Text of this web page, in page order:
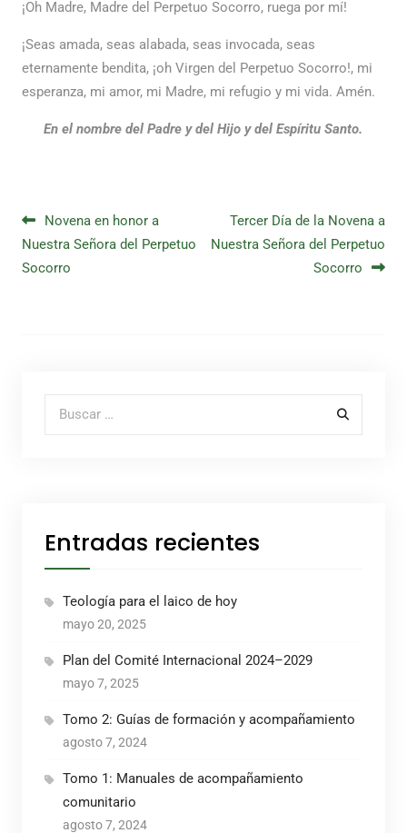
¡Oh Madre, Madre del Perpetuo Socorro, ruega por mí!
¡Seas amada, seas alabada, seas invocada, seas
eternamente bendita, ¡oh Virgen del Perpetuo Socorro!, mi
esperanza, mi amor, mi Madre, mi refugio y mi vida. Amén.
En el nombre del Padre y del Hijo y del Espíritu Santo.
Navegación de entradas
Novena en honor a
Nuestra Señora del Perpetuo
Socorro
Tercer Día de la Novena a
Nuestra Señora del Perpetuo
Socorro
Buscar por:
Entradas recientes
Teología para el laico de hoy
mayo 20, 2025
Plan del Comité Internacional 2024–2029
mayo 7, 2025
Tomo 2: Guías de formación y acompañamiento
agosto 7, 2024
Tomo 1: Manuales de acompañamiento
comunitario
agosto 7, 2024